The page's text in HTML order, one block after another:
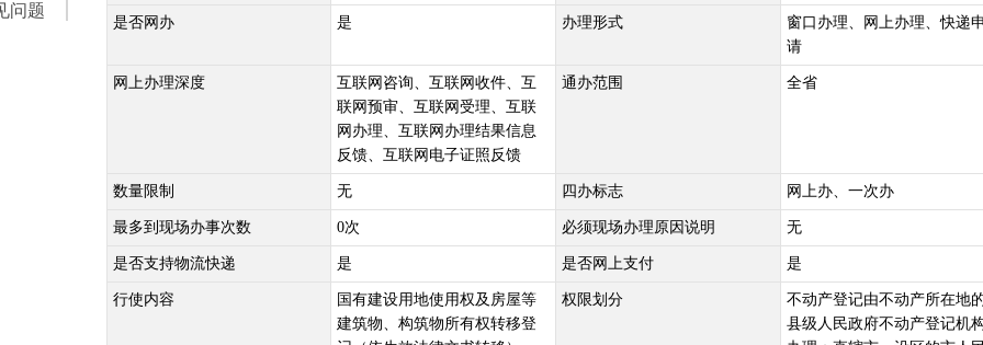
问题
是否网办 是 办理形式
窗口办理、网上办理、快递申
请
网上办理深度
互联网咨询、互联网收件、互
联网预审、互联网受理、互联
网办理、互联网办理结果信息
反馈、互联网电子证照反馈
通办范围 全省
数量限制 无 四办标志 网上办、一次办
最多到现场办事次数 0次 必须现场办理原因说明 无
是否支持物流快递 是 是否网上支付 是
行使内容
国有建设用地使用权及房屋等
建筑物、构筑物所有权转移登
权限划分
不动产登记由不动产所在地
县级人民政府不动产登记机